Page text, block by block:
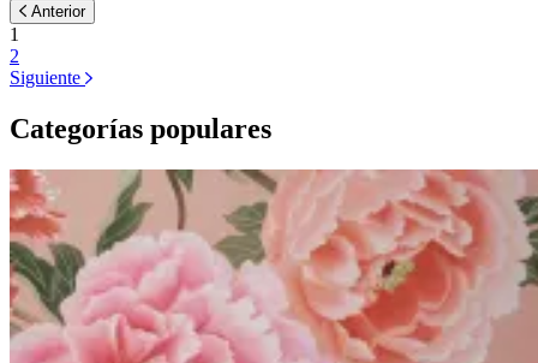
Anterior
1
2
Siguiente
Categorías populares